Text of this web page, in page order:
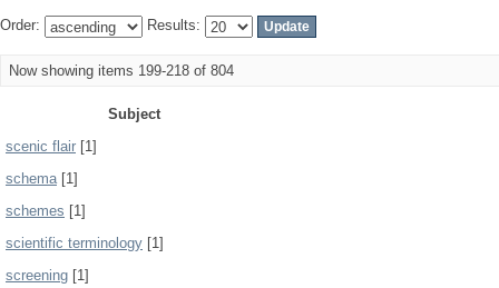
Order: Results:
Now showing items 199-218 of 804
Subject
scenic flair [1]
schema[1]
schemes [1]
scientific terminology [1]
screening [1]